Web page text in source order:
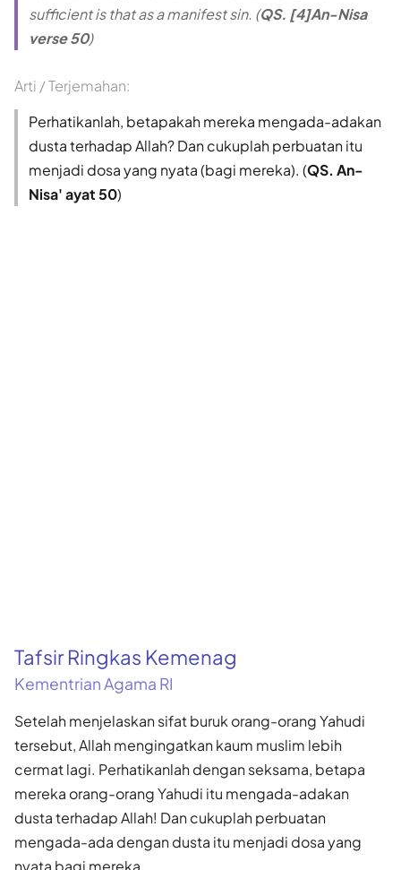
sufficient is that as a manifest sin. (QS. [4]An-Nisa
verse 50)
Arti / Terjemahan:
Perhatikanlah, betapakah mereka mengada-adakan
dusta terhadap Allah? Dan cukuplah perbuatan itu
menjadi dosa yang nyata (bagi mereka). (QS. An-
Nisa' ayat 50)
Tafsir Ringkas Kemenag
Kementrian Agama RI
Setelah menjelaskan sifat buruk orang-orang Yahudi
tersebut, Allah mengingatkan kaum muslim lebih
cermat lagi. Perhatikanlah dengan seksama, betapa
mereka orang-orang Yahudi itu mengada-adakan
dusta terhadap Allah! Dan cukuplah perbuatan
mengada-ada dengan dusta itu menjadi dosa yang
nyata bagi mereka.